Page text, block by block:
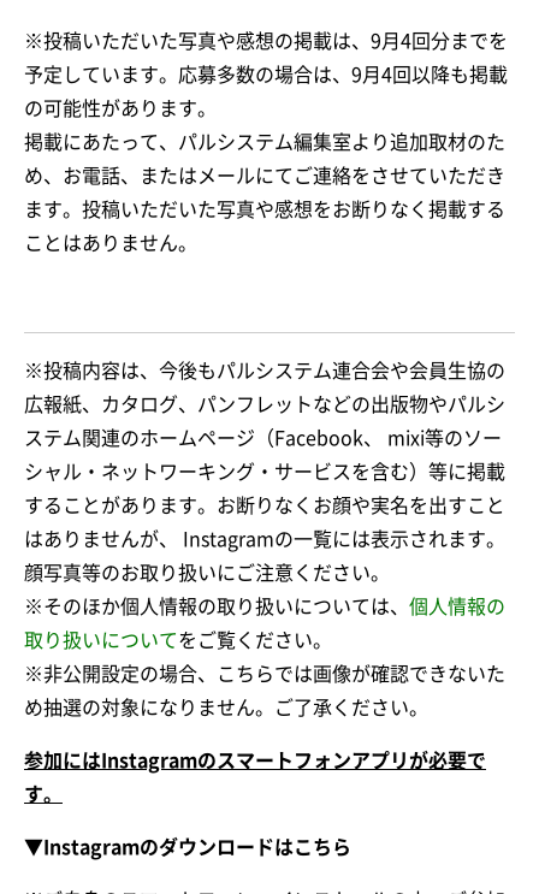
※投稿いただいた写真や感想の掲載は、9月4回分までを
予定しています。応募多数の場合は、9月4回以降も掲載
の可能性があります。
掲載にあたって、パルシステム編集室より追加取材のた
め、お電話、またはメールにてご連絡をさせていただき
ます。投稿いただいた写真や感想をお断りなく掲載する
ことはありません。
※投稿内容は、今後もパルシステム連合会や会員生協の
広報紙、カタログ、パンフレットなどの出版物やパルシ
ステム関連のホームページ（Facebook、 mixi等のソー
シャル・ネットワーキング・サービスを含む）等に掲載
することがあります。お断りなくお顔や実名を出すこと
はありませんが、 Instagramの一覧には表示されます。
顔写真等のお取り扱いにご注意ください。
※そのほか個人情報の取り扱いについては、 個人情報の
取り扱いについてをご覧ください。
※非公開設定の場合、こちらでは画像が確認できないた
め抽選の対象になりません。ご了承ください。
参加にはInstagramのスマートフォンアプリが必要で
す。
▼Instagramのダウンロードはこちら